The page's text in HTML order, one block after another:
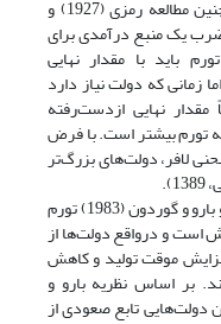
افزایش تورم می‌شود (رگاف، 2003). همچنین مطالعه رمزی (1927) و
یک منبع درآمدی برای
باید با مقدار نهایی
زمانی که دولت نیاز دارد
نهایی از‌دست‌رفته
تورم بیشتر است. با فرض
لافر، دولت‌های بزرگ‌تر
بر اساس مطالعات آلسینا و تابلینی (1987) و بارو و گوردون (1983) تورم
است و درواقع دولت‌ها از
موقت تولید و کاهش
بر اساس نظریه بارو و
چنین دولت‌هایی تابع صعودی از